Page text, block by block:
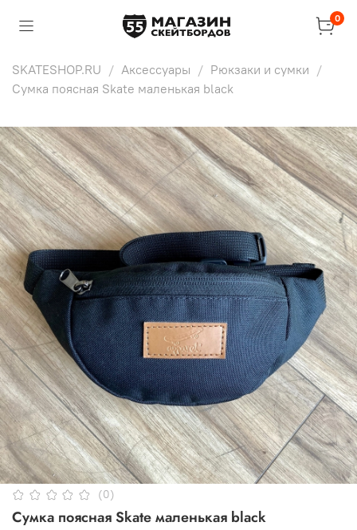
0
SKATESHOP.RU Аксессуары
Рюкзаки и сумки
Сумка поясная Skate маленькая black
(0)
Сумка поясная Skate маленькая black